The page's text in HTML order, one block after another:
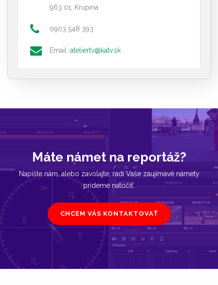
963 01, Krupina
0903 548 393
Email :ateliertv@katv.sk
Máte námet na reportáž?
Napíšte nám, alebo zavolajte, radi Vaše zaujímavé námety
prídeme natočiť.
CHCEM VÁS KONTAKTOVAŤ